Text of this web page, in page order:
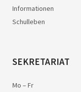
Informationen
Schulleben
SEKRETARIAT
Mo – Fr